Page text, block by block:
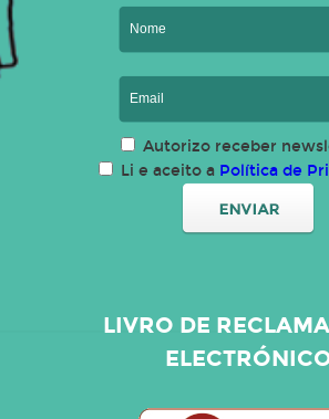
Autorizo receber
Li e aceito a Política de
LIVRO DE